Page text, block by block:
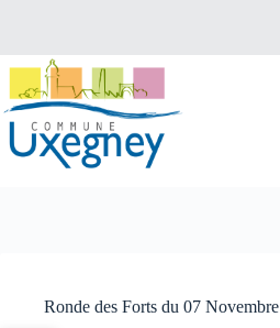
Ronde des Forts du 07 Novembre